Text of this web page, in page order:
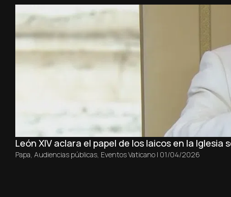
León XIV aclara el papel de los laicos en la Iglesia
Papa Audiencias públicas Eventos Vaticano | 01/04/2026